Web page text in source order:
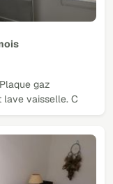
gaz
lave vaisselle. C